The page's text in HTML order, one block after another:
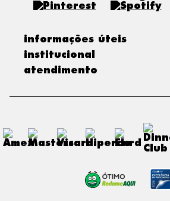
informações úteis
institucional
atendimento